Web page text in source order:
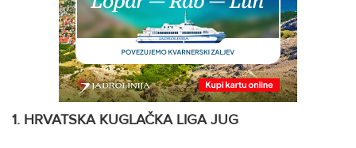
1. HRVATSKA KUGLAČKA LIGA JUG